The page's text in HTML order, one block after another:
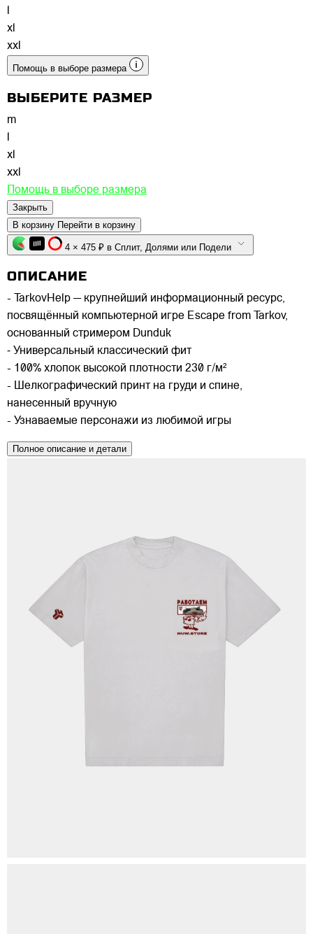
xl
xxl
Помощь в выборе размера
ВЫБЕРИТЕ РАЗМЕР
m
xl
xxl
Помощь в выборе размера
Закрыть
В корзину Перейти в корзину
4 × 475 ₽ в Сплит, Долями или Подели
ОПИСАНИЕ
- TarkovHelp — крупнейший информационный ресурс,
посвящённый компьютерной игре Escape from Tarkov,
основанный стримером Dunduk
⁃ Универсальный классический фит
- 100% хлопок высокой плотности 230 г/м²
- Шелкографический принт на груди и спине,
нанесенный вручную
- Узнаваемые персонажи из любимой игры
Полное описание и детали